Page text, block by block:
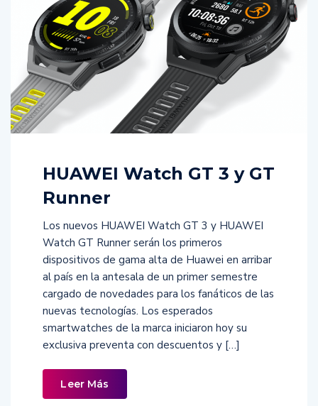
HUAWEI Watch GT 3 y GT
Runner
Los nuevos HUAWEI Watch GT 3 y HUAWEI
Watch GT Runner serán los primeros
dispositivos de gama alta de Huawei en arribar
al país en la antesala de un primer semestre
cargado de novedades para los fanáticos de las
nuevas tecnologías. Los esperados
smartwatches de la marca iniciaron hoy su
exclusiva preventa con descuentos y […]
Leer Más